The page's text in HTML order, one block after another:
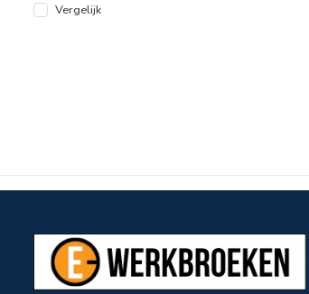
Vergelijk